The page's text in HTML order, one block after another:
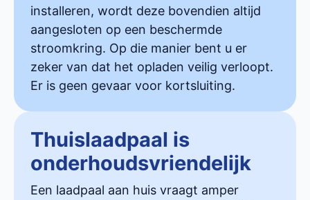
installeren, wordt deze bovendien altijd
aangesloten op een beschermde
stroomkring. Op die manier bent u er
zeker van dat het opladen veilig verloopt.
Er is geen gevaar voor kortsluiting.
Thuislaadpaal is
onderhoudsvriendelijk
Een laadpaal aan huis vraagt amper